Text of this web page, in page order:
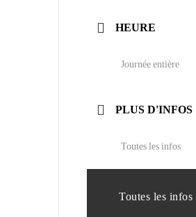
HEURE
Journée entière
PLUS D'INFOS
Toutes les infos
Toutes les infos